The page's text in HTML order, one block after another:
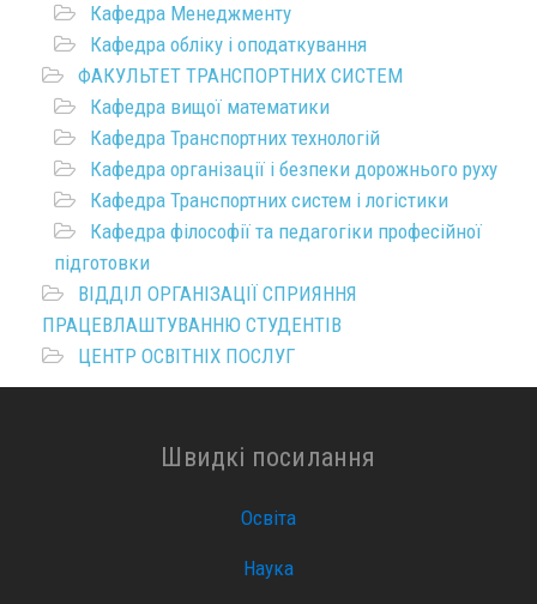
Кафедра Менеджменту
Кафедра обліку і оподаткування
ФАКУЛЬТЕТ ТРАНСПОРТНИХ СИСТЕМ
Кафедра вищої математики
Кафедра Транспортних технологій
Кафедра організації і безпеки дорожнього руху
Кафедра Транспортних систем і логістики
Кафедра філософії та педагогіки професійної
підготовки
ВІДДІЛ ОРГАНІЗАЦІЇ СПРИЯННЯ
ПРАЦЕВЛАШТУВАННЮ СТУДЕНТІВ
ЦЕНТР ОСВІТНІХ ПОСЛУГ
Швидкі посилання
Освіта
Наука